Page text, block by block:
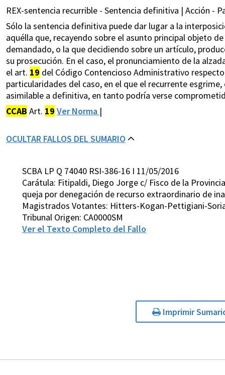
REX-sentencia recurrible - Sentencia definitiva | Acción -
Sólo la sentencia definitiva puede dar lugar a la
aquélla que, recayendo sobre el asunto principal objeto
demandado, o la que decidiendo sobre un artículo,
su prosecución. En el caso, el pronunciamiento de la
el art. 19 del Código Contencioso Administrativo
particularidades del caso, en el que el recurrente
asimilable a definitiva, en tanto podría verse
CCAB Art. 19 Ver Norma |
OCULTAR FALLOS DEL SUMARIO
SCBA LP Q 74040 RSI-386-16 I 11/05/2016
Carátula: Fitipaldi, Diego Jorge c/ Fisco de la
queja por denegación de recurso extraordinario de
Magistrados Votantes: Hitters-Kogan-Pettigiani-
Tribunal Origen: CA0000SM
Ver el Texto Completo del Fallo
Imprimir